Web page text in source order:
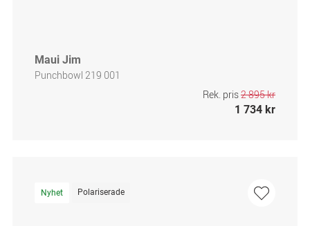
Maui Jim
Punchbowl 219 001
Rek. pris2 895 kr
1 734 kr
Nyhet Polariserade